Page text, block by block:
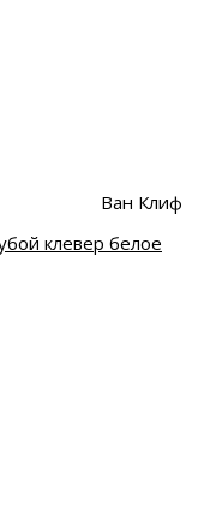
Ван Клиф
клевер белое